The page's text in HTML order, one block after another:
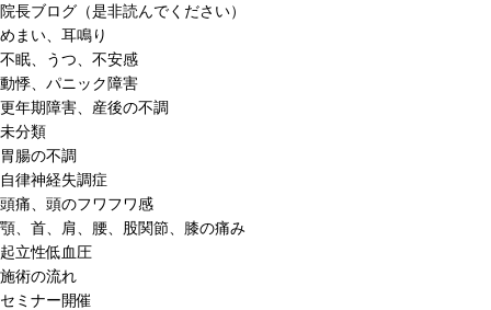
院長ブログ（是非読んでください）
めまい、耳鳴り
不眠、うつ、不安感
動悸、パニック障害
更年期障害、産後の不調
未分類
胃腸の不調
自律神経失調症
頭痛、頭のフワフワ感
顎、首、肩、腰、股関節、膝の痛み
起立性低血圧
施術の流れ
セミナー開催